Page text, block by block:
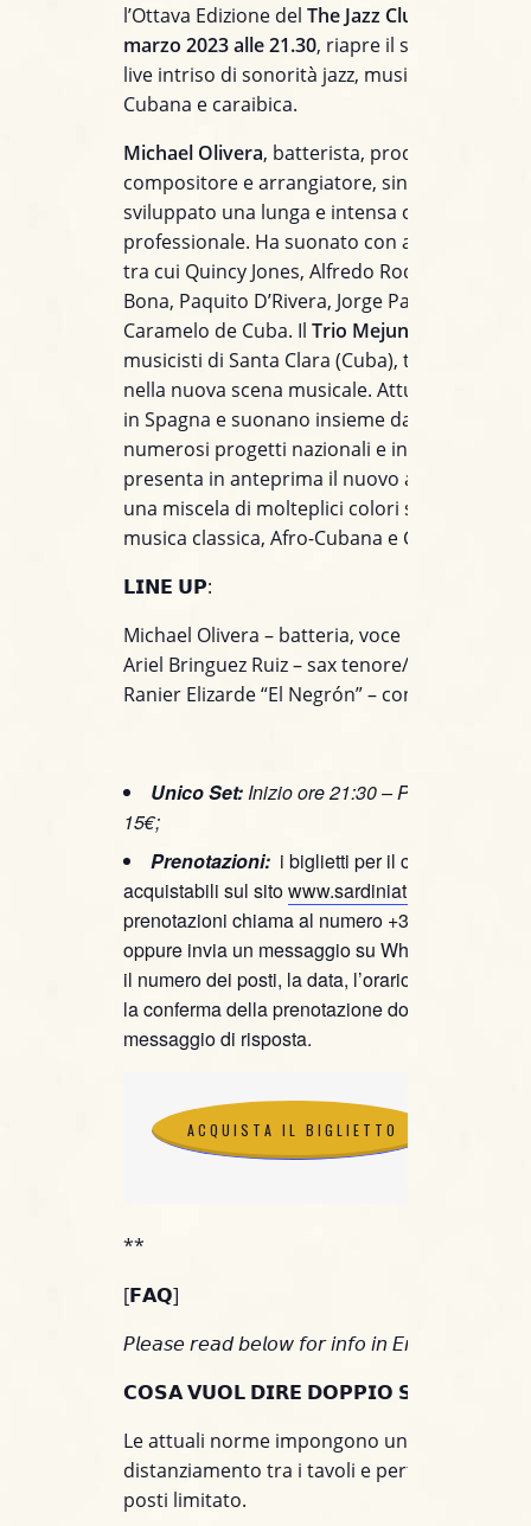
l’Ottava Edizione del The Jazz Club Network!
marzo 2023 alle 21.30, riapre il sipario con il
live intriso di sonorità jazz, musica classica,
Cubana e caraibica.
Michael Olivera, batterista, produttore,
compositore e arrangiatore, sin da
sviluppato una lunga e intensa carriera
professionale. Ha suonato con artisti e
tra cui Quincy Jones, Alfredo Rodriguez,
Bona, Paquito D’Rivera, Jorge Pardo, Pepe
Caramelo de Cuba. Il Trio Mejunje
musicisti di Santa Clara (Cuba), tra i più
nella nuova scena musicale. Attualmente
in Spagna e suonano insieme da oltre 15
numerosi progetti nazionali e internazionali.
presenta in anteprima il nuovo album “
una miscela di molteplici colori sonori, tra
musica classica, Afro-Cubana e Caraibica.
𝗟𝗜𝗡𝗘 𝗨𝗣:
Michael Olivera – batteria, voce
Ariel Bringuez Ruiz– sax tenore/voce
Ranier Elizarde“El Negrón” – contrabbasso,
Unico Set: Inizio ore 21:30 – Prezzo
15€;
Prenotazioni: i biglietti per il concerto sono
acquistabili sul sitowww.sardiniaticket.com
prenotazioni chiama al numero +39 391
oppure invia un messaggio su WhatsApp
il numero dei posti, la data, l’orario e il
la conferma della prenotazione dovrai attendere
messaggio di risposta.
ACQUISTA IL BIGLIETTO
**
[𝗙𝗔𝗤]
𝘗𝘭𝘦𝘢𝘴𝘦 𝘳𝘦𝘢𝘥 𝘣𝘦𝘭𝘰𝘸 𝘧𝘰𝘳 𝘪𝘯𝘧𝘰 𝘪𝘯 𝘌𝘯𝘨𝘭𝘪𝘴𝘩.
𝗖𝗢𝗦𝗔 𝗩𝗨𝗢𝗟 𝗗𝗜𝗥𝗘 𝗗𝗢𝗣𝗣𝗜𝗢 𝗦𝗘𝗧?
Le attuali norme impongono un maggiore
distanziamento tra i tavoli e pertanto un
posti limitato.